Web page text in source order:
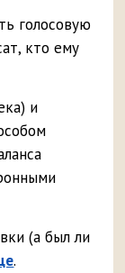
голосовую
кто ему
и
(а был ли
.